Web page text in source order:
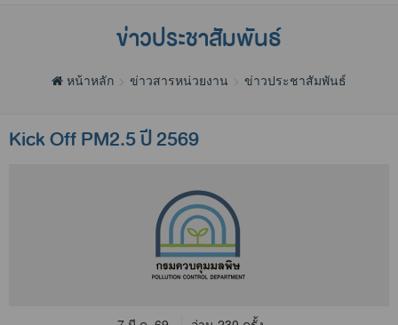
ข่าวประชาสัมพันธ์
หน้าหลัก ข่าวสารหน่วยงาน ข่าวประชาสัมพันธ์
Kick Off PM2.5 ปี 2569